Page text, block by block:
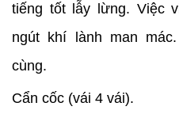
tiếng tốt lẫy lừng. Việc
ngút khí lành man
cùng.
Cẩn cốc (vái 4 vái).